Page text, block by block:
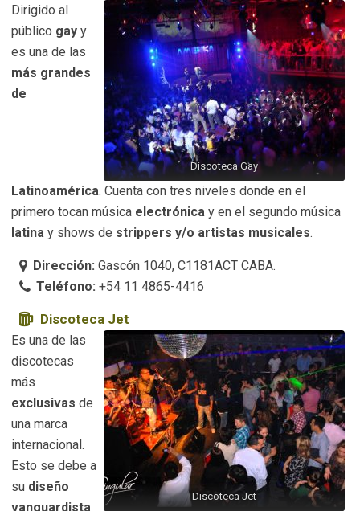
Discoteca Gay
Dirigido al
público gay y
es una de las
más grandes
de
Latinoamérica. Cuenta con tres niveles donde en el
primero tocan música electrónica y en el segundo música
latina y shows de strippers y/o artistas musicales.
Dirección: Gascón 1040, C1181ACT CABA.
Teléfono: +54 11 4865-4416
Discoteca Jet
Discoteca Jet
Es una de las
discotecas
más
exclusivas de
una marca
internacional.
Esto se debe a
su diseño
vanguardista